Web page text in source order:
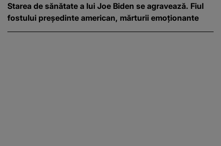
Starea de sănătate a lui Joe Biden se agravează. Fiul
fostului președinte american, mărturii emoționante